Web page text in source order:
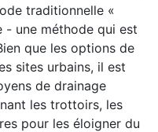
traditionnelle «
- une méthode qui est
que les options de
sites urbains, il est
de drainage
les trottoirs, les
pour les éloigner du